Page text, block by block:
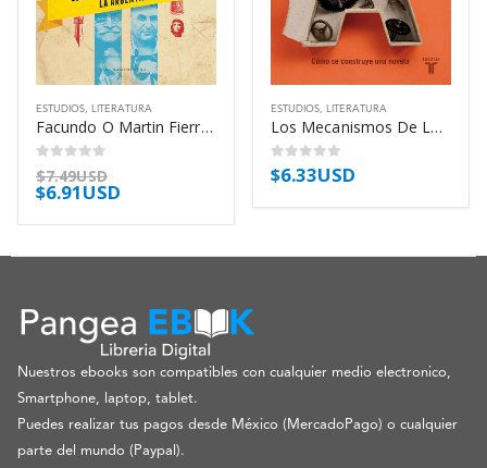
ESTUDIOS, LITERATURA
Facundo O Martin Fierro – Gamerro Carlos
0out of 5
$7.49USD
$6.91USD
ESTUDIOS, LITERATURA
Los Mecanismos De La Ficcion – Wood James
0out of 5
$6.33USD
Nuestros ebooks son compatibles con cualquier medio electronico,
Smartphone, laptop, tablet.
Puedes realizar tus pagos desde México (MercadoPago) o cualquier
parte del mundo (Paypal).